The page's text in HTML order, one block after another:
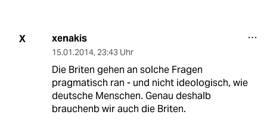
X xenakis
15.01.2014, 23:43 Uhr
Die Briten gehen an solche Fragen
pragmatisch ran - und nicht ideologisch, wie
deutsche Menschen. Genau deshalb
brauchenb wir auch die Briten.